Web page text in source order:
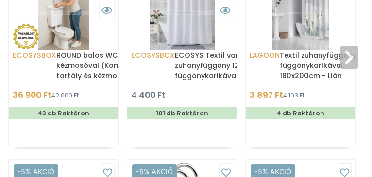
ECOSYSBOXROUND balos WC tartály
kézmosóval (Kombi WC
tartály és kézmosó)
36 900 Ft42 000 Ft
43 db Raktáron
ECOSYSBOXECOSYS Textil varrott
zuhanyfüggöny 12db
függönykarikával
Zuhanyfüggöny textil
4 400 Ft
101 db Raktáron
LAGOONTextil zuhanyfüggöny
függönykarikával
180x200cm - Lián
3 897 Ft4 103 Ft
4 db Raktáron
-5% AKCIÓ -5% AKCIÓ -5% AKCIÓ